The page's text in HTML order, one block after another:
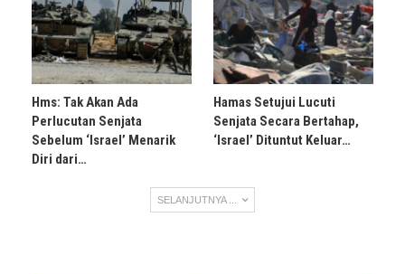
Hms: Tak Akan Ada
Perlucutan Senjata
Sebelum ‘Israel’ Menarik
Diri dari…
Hamas Setujui Lucuti
Senjata Secara Bertahap,
‘Israel’ Dituntut Keluar…
SELANJUTNYA ...